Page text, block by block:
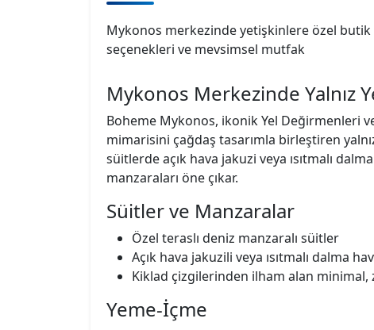
Mykonos merkezinde yetişkinlere özel butik
seçenekleri ve mevsimsel mutfak
Mykonos Merkezinde Yalnız
Boheme Mykonos, ikonik Yel Değirmenleri
mimarisini çağdaş tasarımla birleştiren
süitlerde açık hava jakuzi veya ısıtmalı
manzaraları öne çıkar.
Süitler ve Manzaralar
Özel teraslı deniz manzaralı süitler
Açık hava jakuzili veya ısıtmalı dalma
Kiklad çizgilerinden ilham alan minimal,
Yeme‑İçme